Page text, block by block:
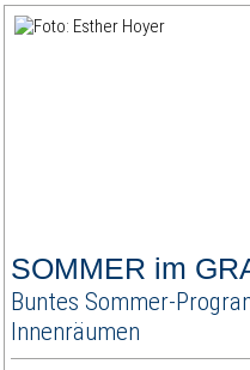
SOMMER im
Buntes Sommer-
Innenräumen